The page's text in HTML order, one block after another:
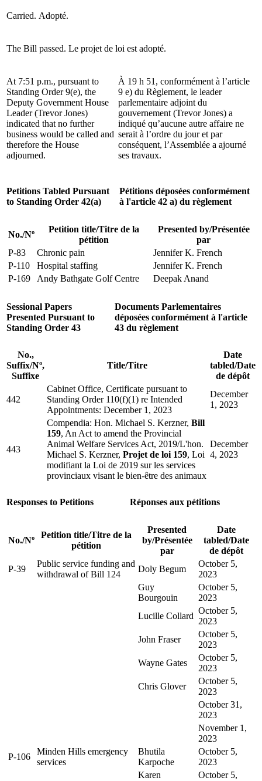
Carried. Adopté.
The Bill passed. Le projet de loi est adopté.
At 7:51 p.m., pursuant to
Standing Order 9(e), the
Deputy Government House
Leader (Trevor Jones)
indicated that no further
business would be called and
therefore the House
adjourned.
À 19 h 51, conformément à l’article
9 e) du Règlement, le leader
parlementaire adjoint du
gouvernement (Trevor Jones) a
indiqué qu’aucune autre affaire ne
serait à l’ordre du jour et par
conséquent, l’Assemblée a ajourné
ses travaux.
Petitions Tabled Pursuant
to Standing Order 42(a)
Pétitions déposées conformément
à l'article 42 a) du règlement
No./Nº
Petition title/Titre de la
pétition
Presented by/Présentée
par
P-83
Chronic pain
Jennifer K. French
P-110
Hospital staffing
Jennifer K. French
P-169
Andy Bathgate Golf Centre Deepak Anand
Sessional Papers
Presented Pursuant to
Standing Order 43
Documents Parlementaires
déposées conformément à l'article
43 du règlement
No.,
Suffix/Nº,
Suffixe
Title/Titre
Date
tabled/Date
de dépôt
442
Cabinet Office, Certificate pursuant to
Standing Order 110(f)(1) re Intended
Appointments: December 1, 2023
December
1, 2023
443
Compendia: Hon. Michael S. Kerzner, Bill
159, An Act to amend the Provincial
Animal Welfare Services Act, 2019/L'hon.
Michael S. Kerzner, Projet de loi 159, Loi
modifiant la Loi de 2019 sur les services
provinciaux visant le bien-être des animaux
December
4, 2023
Responses to Petitions Réponses aux pétitions
No./Nº
Petition title/Titre de la
pétition
Presented
by/Présentée
par
Date
tabled/Date
de dépôt
P-39
Public service funding and
withdrawal of Bill 124
Doly Begum
October 5,
2023
P-106
Minden Hills emergency
services
Guy
Bourgouin
October 5,
2023
Lucille Collard
October 5,
2023
John Fraser
October 5,
2023
Wayne Gates
October 5,
2023
Chris Glover
October 5,
2023
October 31,
2023
November 1,
2023
Bhutila
Karpoche
October 5,
2023
Karen
October 5,